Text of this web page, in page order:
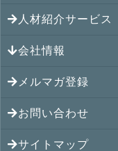
GJJキャリアコミュ
メキシコの就職情報
ヨーロッパの就職情報
オセアニアの就職情報
シンガポールの就職
マレーシアの就職情報
シンガポール就職の
マレーシア就職の体
タイ就職の体験談
ベトナム就職の体験談
インドネシア就職の
シンガポールの求人
マレーシアの求人
タイの求人
ベトナムの求人
インドネシアの求人
人材紹介サービス
会社情報
アクセス
メンバー紹介
提携先
メルマガ登録
お問い合わせ
サイトマップ